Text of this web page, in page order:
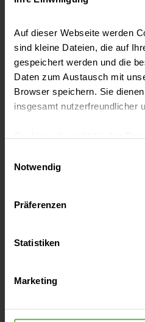
Auf dieser Webseite werden
sind kleine Dateien, die auf
gespeichert werden und die
Daten zum Austausch mit
Browser speichern. Sie
insgesamt nutzerfreundlicher
eingesetzt werden.
Es steht Ihnen frei, unsere
Cookies zu benutzen, eine
oder durch Auswahl von „Alle
widerrufen.
Notwendig
Präferenzen
Statistiken
Marketing
Als städtische
der Robert-Koch-Str. im
blickt das Klinikum
Tradition zurück. Seit
Klinikum der
Ihre Ansprechpartner